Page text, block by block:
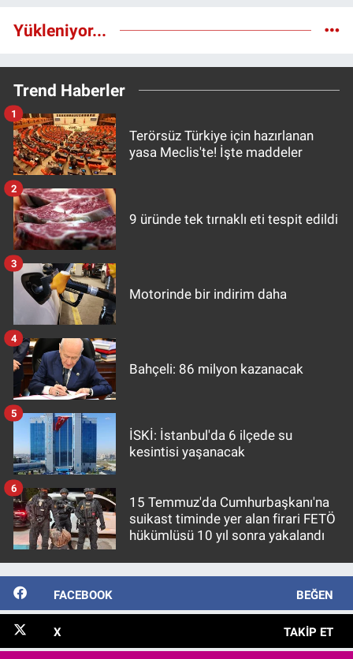
Yükleniyor...
Trend Haberler
Terörsüz Türkiye için hazırlanan
yasa Meclis'te! İşte maddeler
1
9 üründe tek tırnaklı eti tespit edildi
2
Motorinde bir indirim daha
3
Bahçeli: 86 milyon kazanacak
4
İSKİ: İstanbul'da 6 ilçede su
kesintisi yaşanacak
5
15 Temmuz'da Cumhurbaşkanı'na
suikast timinde yer alan firari FETÖ
hükümlüsü 10 yıl sonra yakalandı
6
FACEBOOK BEĞEN
X TAKIP ET